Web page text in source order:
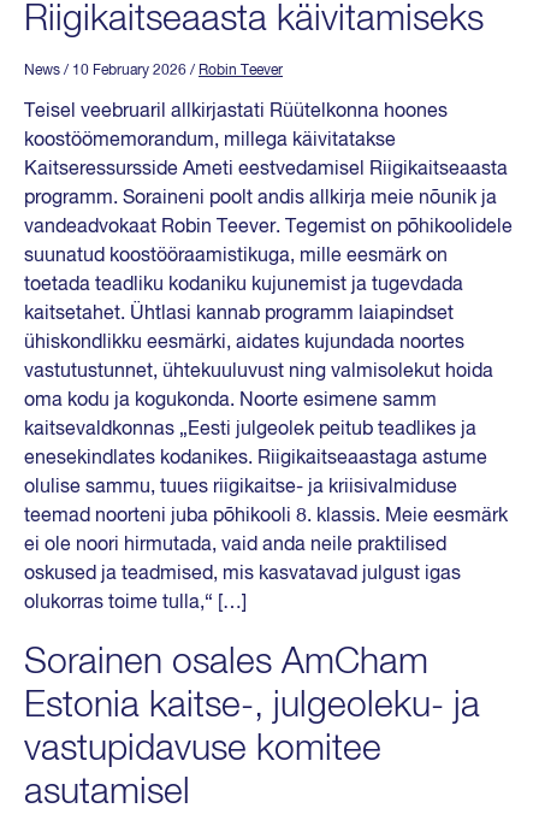
Riigikaitseaasta käivitamiseks
News / 10 February 2026 / Robin Teever
Teisel veebruaril allkirjastati Rüütelkonna hoones
koostöömemorandum, millega käivitatakse
Kaitseressursside Ameti eestvedamisel Riigikaitseaasta
programm. Soraineni poolt andis allkirja meie nõunik ja
vandeadvokaat Robin Teever. Tegemist on põhikoolidele
suunatud koostööraamistikuga, mille eesmärk on
toetada teadliku kodaniku kujunemist ja tugevdada
kaitsetahet. Ühtlasi kannab programm laiapindset
ühiskondlikku eesmärki, aidates kujundada noortes
vastutustunnet, ühtekuuluvust ning valmisolekut hoida
oma kodu ja kogukonda. Noorte esimene samm
kaitsevaldkonnas „Eesti julgeolek peitub teadlikes ja
enesekindlates kodanikes. Riigikaitseaastaga astume
olulise sammu, tuues riigikaitse- ja kriisivalmiduse
teemad noorteni juba põhikooli 8. klassis. Meie eesmärk
ei ole noori hirmutada, vaid anda neile praktilised
oskused ja teadmised, mis kasvatavad julgust igas
olukorras toime tulla,“ […]
Sorainen osales AmCham
Estonia kaitse-, julgeoleku- ja
vastupidavuse komitee
asutamisel